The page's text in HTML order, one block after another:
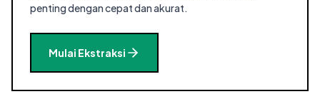
penting dengan cepat dan akurat.
Mulai Ekstraksi